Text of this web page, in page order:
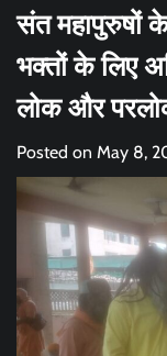
संत महापुरुषों
भक्तों के लिए
लोक और
Posted on May 8,